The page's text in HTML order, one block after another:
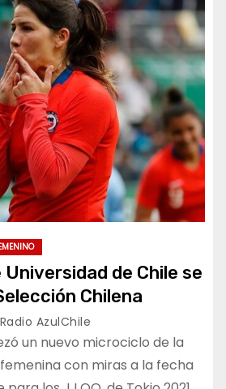
de Chile se
Chilena
Radio AzulChile
un nuevo microciclo de la
con miras a la fecha